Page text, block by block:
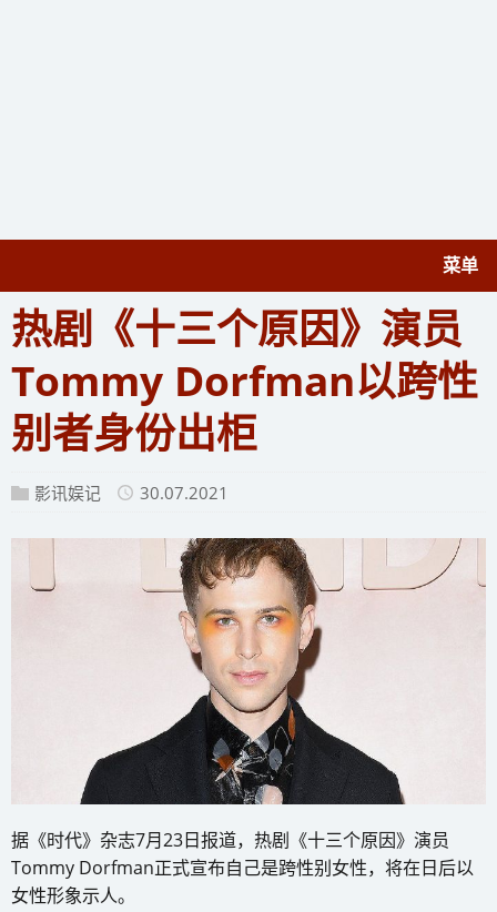
菜单
热剧《十三个原因》演员
Tommy Dorfman以跨性
别者身份出柜
影讯娱记 30.07.2021
据《时代》杂志7月23日报道，热剧《十三个原因》演员
Tommy Dorfman正式宣布自己是跨性别女性，将在日后以
女性形象示人。